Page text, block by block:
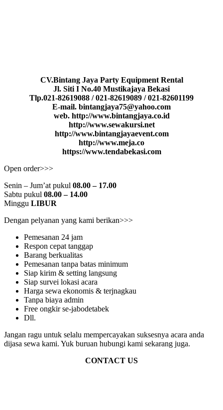
CV.Bintang Jaya Party Equipment Rental
Jl. Siti I No.40 Mustikajaya Bekasi
Tlp.021-82619088 / 021-82619089 / 021-82601199
E-mail. bintangjaya75@yahoo.com
web. http://www.bintangjaya.co.id
http://www.sewakursi.net
http://www.bintangjayaevent.com
http://www.meja.co
https://www.tendabekasi.com
Open order>>>
Senin – Jum’at pukul 08.00 – 17.00
Sabtu pukul 08.00 – 14.00
Minggu LIBUR
Dengan pelyanan yang kami berikan>>>
Pemesanan 24 jam
Respon cepat tanggap
Barang berkualitas
Pemesanan tanpa batas minimum
Siap kirim & setting langsung
Siap survei lokasi acara
Harga sewa ekonomis & terjnagkau
Tanpa biaya admin
Free ongkir se-jabodetabek
Dll.
Jangan ragu untuk selalu mempercayakan suksesnya acara anda
dijasa sewa kami. Yuk buruan hubungi kami sekarang juga.
CONTACT US